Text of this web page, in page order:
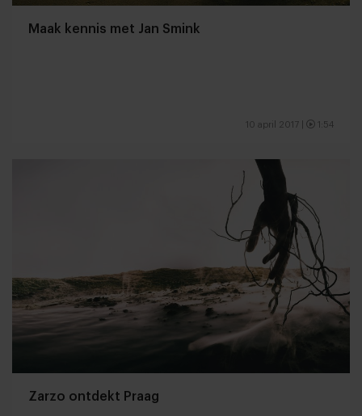
Maak kennis met Jan Smink
10 april 2017 1:54
Zarzo ontdekt Praag